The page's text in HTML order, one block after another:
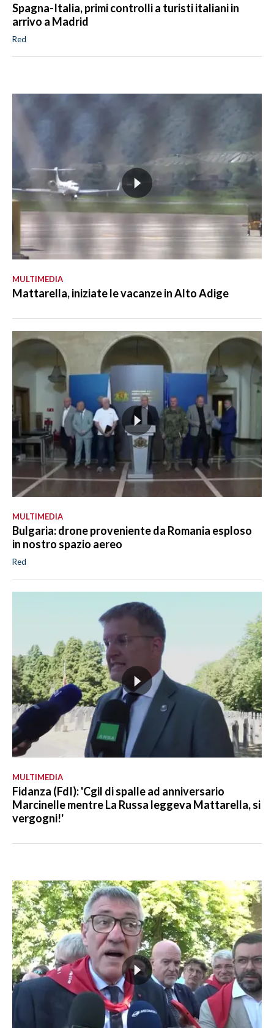
Spagna-Italia, primi controlli a turisti italiani in
arrivo a Madrid
Red
MULTIMEDIA
Mattarella, iniziate le vacanze in Alto Adige
MULTIMEDIA
Bulgaria: drone proveniente da Romania esploso
in nostro spazio aereo
Red
MULTIMEDIA
Fidanza (FdI): 'Cgil di spalle ad anniversario
Marcinelle mentre La Russa leggeva Mattarella, si
vergogni!'